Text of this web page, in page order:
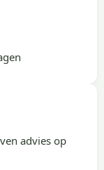
advies op